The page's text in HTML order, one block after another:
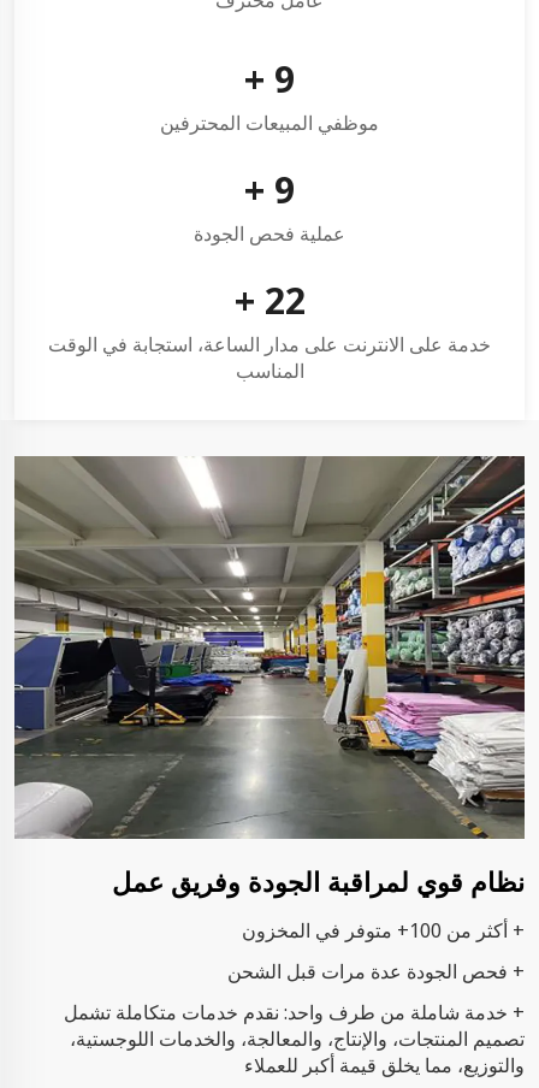
10
+
موظفي المبيعات المحترفين
10
+
عملية فحص الجودة
24
+
خدمة على الانترنت على مدار الساعة، استجابة في الوقت
المناسب
نظام قوي لمراقبة الجودة وفريق عمل
+ أكثر من 100+ متوفر في المخزون
+ فحص الجودة عدة مرات قبل الشحن
+ خدمة شاملة من طرف واحد: نقدم خدمات متكاملة تشمل
تصميم المنتجات، والإنتاج، والمعالجة، والخدمات اللوجستية،
والتوزيع، مما يخلق قيمة أكبر للعملاء